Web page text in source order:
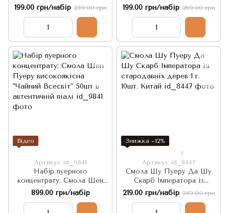
Благословенний Смак 1,1г
10шт, Китай
199.00 грн/набір 239.00 грн 199.00 грн/набір 269.00 грн
Відео
Артикул: id_9841
Набір пуерного
концентрату: Смола Шен
Пуеру високоякісна
"Чайний Всесвіт" 50шт в
автентичній піалі
899.00 грн/набір
Знижка −12%
1
Артикул: id_8447
Смола Шу Пуеру Да Шу
Скарб Імператора із
стародавніх дерев 1 г. 10шт.
Китай
219.00 грн/набір 249.00 грн